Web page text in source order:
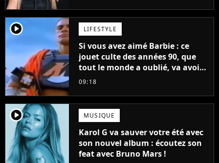
player2 LIFESTYLE
Si vous avez aimé Barbie : ce
jouet culte des années 90, que
tout le monde a oublié, va avoir
un film
09:18
player2 MUSIQUE
Karol G va sauver votre été avec
son nouvel album : écoutez son
feat avec Bruno Mars !